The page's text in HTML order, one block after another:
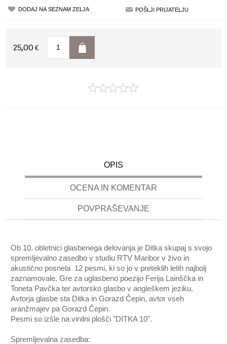
25,00 €
OPIS
OCENA IN KOMENTAR
POVPRAŠEVANJE
Ob 10. obletnici glasbenega delovanja je Ditka skupaj s svojo
spremljevalno zasedbo v studiu RTV Maribor v živo in
akustično posnela 12 pesmi, ki so jo v preteklih letih najbolj
zaznamovale. Gre za uglasbeno poezijo Ferija Lainščka in
Toneta Pavčka ter avtorsko glasbo v angleškem jeziku.
Avtorja glasbe sta Ditka in Gorazd Čepin, avtor vseh
aranžmajev pa Gorazd Čepin.
Pesmi so izšle na vinilni plošči "DITKA 10".
Spremljevalna zasedba: